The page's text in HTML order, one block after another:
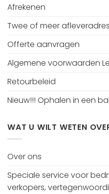
Afrekenen
Twee of meer
Offerte aanvragen
Algemene voorwaarden
Retourbeleid
Nieuw!!! Ophalen in een
WAT U WILT WETEN
Over ons
Speciale service voor
verkopers,